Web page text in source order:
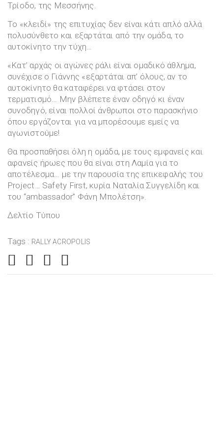
Τρίοδο, της Μεσσήνης.
Το «κλειδί» της επιτυχίας δεν είναι κάτι απλό αλλά
πολυσύνθετο και εξαρτάται από την ομάδα, το
αυτοκίνητο την τύχη…
«Κατ’ αρχάς οι αγώνες ράλι είναι ομαδικό άθλημα,
συνέχισε ο Γιάννης «εξαρτάται απ’ όλους, αν το
αυτοκίνητο θα καταφέρει να φτάσει στον
τερματισμό… Μην βλέπετε έναν οδηγό κι έναν
συνοδηγό, είναι πολλοί άνθρωποι στο παρασκήνιο
όπου εργάζονται για να μπορέσουμε εμείς να
αγωνιστούμε!
Θα προσπαθήσει όλη η ομάδα, με τους εμφανείς και
αφανείς ήρωες που θα είναι στη Λαμία για το
αποτέλεσμα… με την παρουσία της επικεφαλής του
Project… Safety First, κυρία Ναταλία Συγγελίδη και
του “ambassador” Φάνη Μπολέτση».
Δελτίο Τύπου
Tags : RALLY ACROPOLIS